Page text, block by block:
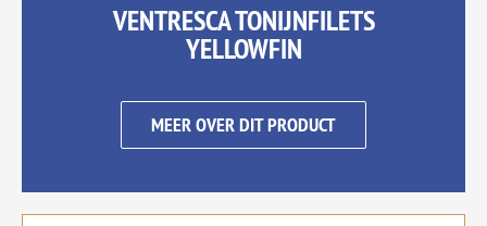
VENTRESCA TONIJNFILETS
YELLOWFIN
MEER OVER DIT PRODUCT